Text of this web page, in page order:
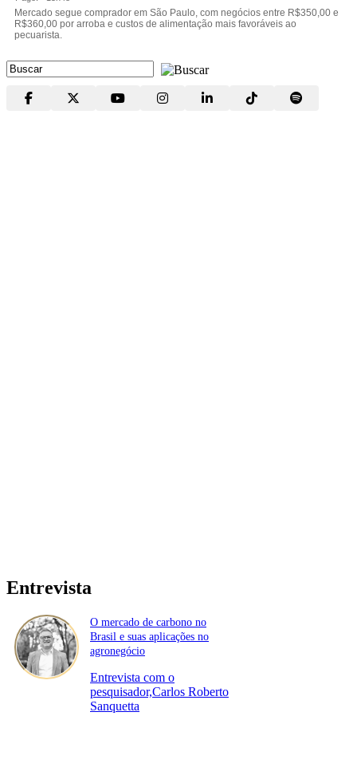
Mercado segue comprador em São Paulo, com negócios entre R$350,00 e
R$360,00 por arroba e custos de alimentação mais favoráveis ao
pecuarista.
Entrevista
O mercado de carbono no
Brasil e suas aplicações no
agronegócio
Entrevista com o
pesquisador,Carlos Roberto
Sanquetta